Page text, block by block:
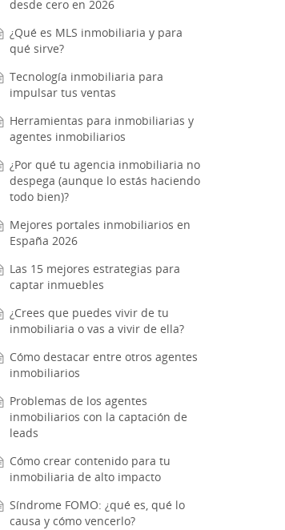
desde cero en 2026
¿Qué es MLS inmobiliaria y para
qué sirve?
Tecnología inmobiliaria para
impulsar tus ventas
Herramientas para inmobiliarias y
agentes inmobiliarios
¿Por qué tu agencia inmobiliaria no
despega (aunque lo estás haciendo
todo bien)?
Mejores portales inmobiliarios en
España 2026
Las 15 mejores estrategias para
captar inmuebles
¿Crees que puedes vivir de tu
inmobiliaria o vas a vivir de ella?
Cómo destacar entre otros agentes
inmobiliarios
Problemas de los agentes
inmobiliarios con la captación de
leads
Cómo crear contenido para tu
inmobiliaria de alto impacto
Síndrome FOMO: ¿qué es, qué lo
causa y cómo vencerlo?